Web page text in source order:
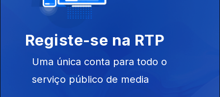
Registe-se na RTP
Uma única conta para todo o
serviço público de media